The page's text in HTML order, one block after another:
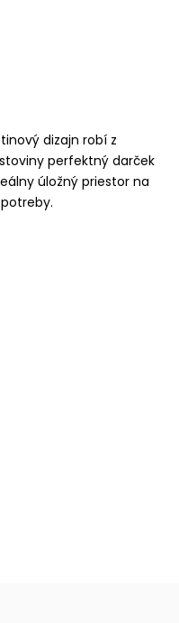
dizajn robí z
perfektný darček
úložný priestor na